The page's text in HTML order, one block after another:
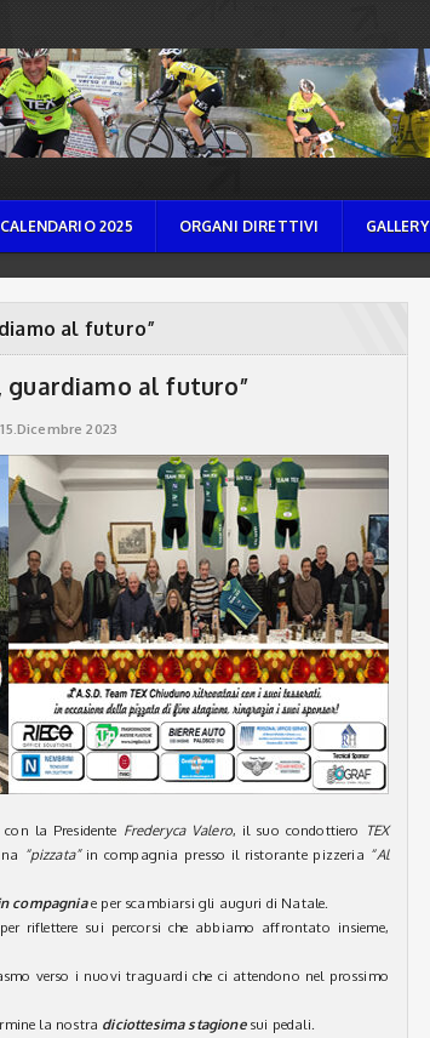
CALENDARIO 2025 ORGANI DIRETTIVI GALLERY
al futuro”
guardiamo al futuro”
15.Dicembre 2023
con la Presidente Frederyca Valero, il suo condottiero TEX
“pizzata”in compagnia presso il ristorante pizzeria “Al
compagniae per scambiarsi gli auguri di Natale.
riflettere sui percorsi che abbiamo affrontato insieme,
verso i nuovi traguardi che ci attendono nel prossimo
la nostra diciottesima stagionesui pedali.